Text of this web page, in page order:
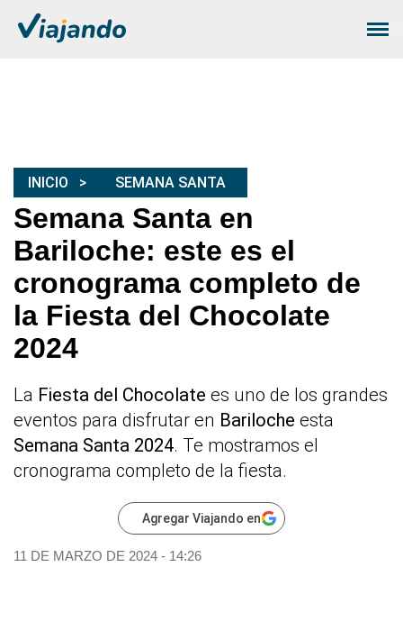
INICIO SEMANA SANTA
Semana Santa en
Bariloche: este es el
cronograma completo de
la Fiesta del Chocolate
2024
La Fiesta del Chocolate es uno de los grandes
eventos para disfrutar en Bariloche esta
Semana Santa 2024. Te mostramos el
cronograma completo de la fiesta.
Agregar Viajando en
11 DE MARZO DE 2024 - 14:26